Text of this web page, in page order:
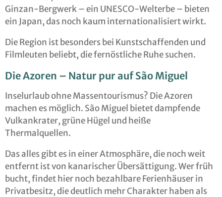
Ginzan-Bergwerk – ein UNESCO-Welterbe – bieten
ein Japan, das noch kaum internationalisiert wirkt.
Die Region ist besonders bei Kunstschaffenden und
Filmleuten beliebt, die fernöstliche Ruhe suchen.
Die Azoren – Natur pur auf São Miguel
Inselurlaub ohne Massentourismus? Die Azoren
machen es möglich. São Miguel bietet dampfende
Vulkankrater, grüne Hügel und heiße
Thermalquellen.
Das alles gibt es in einer Atmosphäre, die noch weit
entfernt ist von kanarischer Übersättigung. Wer früh
bucht, findet hier noch bezahlbare Ferienhäuser in
Privatbesitz, die deutlich mehr Charakter haben als